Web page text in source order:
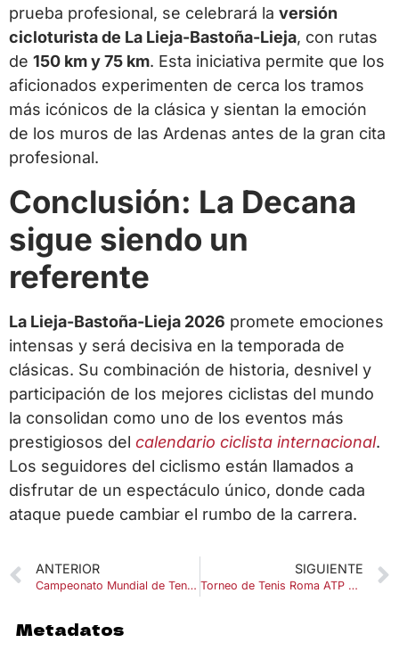
prueba profesional, se celebrará la versión
cicloturista de La Lieja-Bastoña-Lieja, con rutas
de 150 km y 75 km. Esta iniciativa permite que los
aficionados experimenten de cerca los tramos
más icónicos de la clásica y sientan la emoción
de los muros de las Ardenas antes de la gran cita
profesional.
Conclusión: La Decana
sigue siendo un
referente
La Lieja-Bastoña-Lieja 2026 promete emociones
intensas y será decisiva en la temporada de
clásicas. Su combinación de historia, desnivel y
participación de los mejores ciclistas del mundo
la consolidan como uno de los eventos más
prestigiosos del calendario ciclista internacional.
Los seguidores del ciclismo están llamados a
disfrutar de un espectáculo único, donde cada
ataque puede cambiar el rumbo de la carrera.
ANTERIOR
Campeonato Mundial de Tenis de Mesa 2026 en Londres: fechas, jugadores y todo lo que debes saber 🏓
SIGUIENTE
Torneo de Tenis Roma ATP 2026: Fechas y favoritos
Metadatos